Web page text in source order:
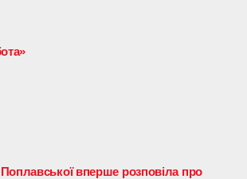
вперше розповіла про